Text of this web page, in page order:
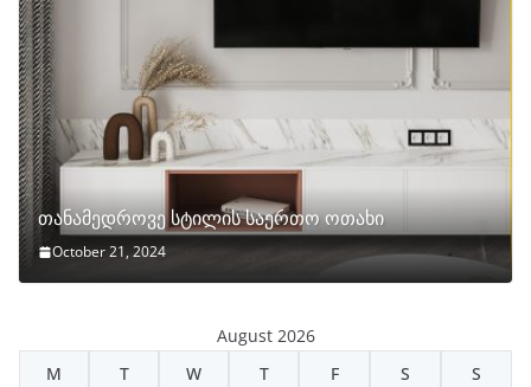
თანამედროვე სტილის საერთო ოთახი
October 21, 2024
August 2026
M
T W T F S S